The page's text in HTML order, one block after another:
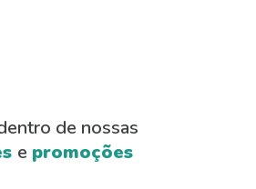
de nossas
e promoções